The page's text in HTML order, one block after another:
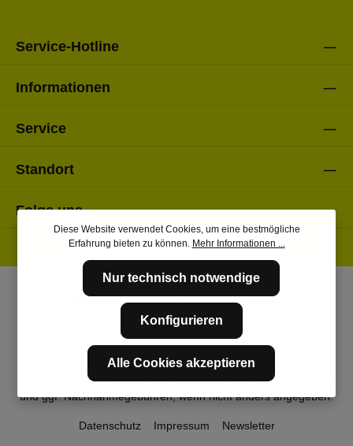
Service-Hotline
Informationen
Service
Standort
Folge uns
* Alle Preise inkl. gesetzl. Mehrwertsteuer zzgl.Versandkosten
und ggf. Nachnahmegebühren, wenn nicht anders angegeben.
Datenschutz Impressum Newsletter
Diese Website verwendet Cookies, um eine bestmögliche
Erfahrung bieten zu können. Mehr Informationen ...
Nur technisch notwendige
Konfigurieren
Alle Cookies akzeptieren